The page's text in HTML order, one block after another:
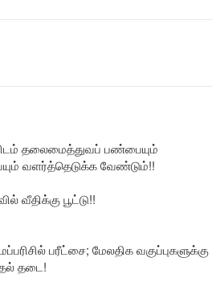
தலைமைத்துவப் பண்பையும்
வளர்த்தெடுக்க வேண்டும்!!
வீதிக்கு பூட்டு!!
பரீட்சை; மேலதிக வகுப்புகளுக்கு
தடை!